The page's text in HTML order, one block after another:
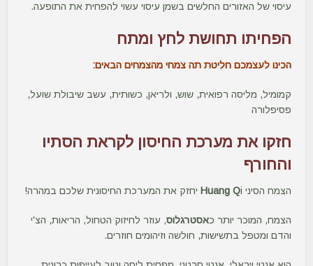
עיסוי של האזורים החלשים בשמן עיסוי עשוי להפחית את התופעה.
הפחיתו תחושת לחץ ומתח
הכינו לעצמכם חליטת תה צמחי מהצמחים הבאים:
קמומיל, מליסה רפואית, שוש, ולריאן, כשותית, עשב שיבולת שועל,
פסיפלורה
חזקו את מערכת החיסון לקראת הסתיו
והחורף
הצמח הסיני Huang Qi יחזק את המערכת החיסונית שלכם במהרה!
הצמח, המוכר יותר כאסטרגלוס, עוזר לחיזוק הטחול, הריאות, הצ'י
והדם ומטפל בתשישות, חולשה וזיהומים חוזרים.